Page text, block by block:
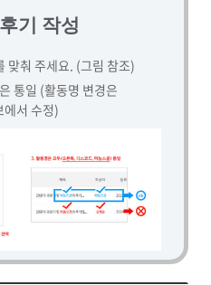
기 작성
맞춰 주세요. (그림 참조)
은 통일 (활동명 변경은
에서 수정)